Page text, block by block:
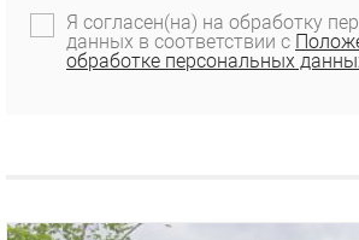
Я согласен(на) на обработку
данных в соответствии с
обработке персональных